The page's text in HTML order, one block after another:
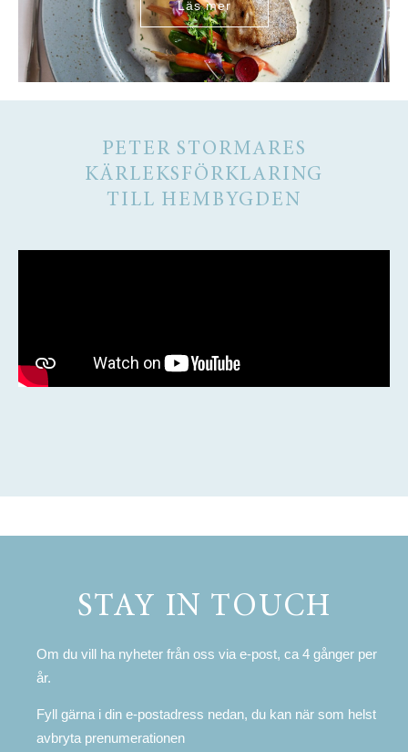
Läs mer
PETER STORMARES
KÄRLEKSFÖRKLARING
TILL HEMBYGDEN
STAY IN TOUCH
Om du vill ha nyheter från oss via e-post, ca 4 gånger per
år.
Fyll gärna i din e-postadress nedan, du kan när som helst
avbryta prenumerationen